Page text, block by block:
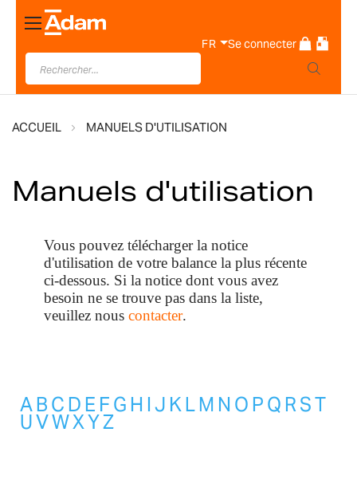
Basculer
la
navigation
FR Se connecter
ACCUEIL MANUELS D'UTILISATION
Manuels d'utilisation
Vous pouvez télécharger la notice
d'utilisation de votre balance la plus récente
ci-dessous. Si la notice dont vous avez
besoin ne se trouve pas dans la liste,
veuillez nous contacter.
ABCDE FG H IJ KLM N O PQRST
UVWXYZ